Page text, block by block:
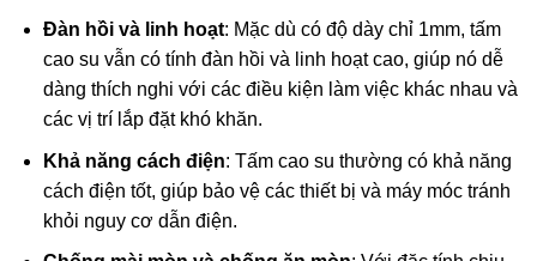
Đàn hồi và linh hoạt: Mặc dù có độ dày chỉ 1mm, tấm
cao su vẫn có tính đàn hồi và linh hoạt cao, giúp nó dễ
dàng thích nghi với các điều kiện làm việc khác nhau và
các vị trí lắp đặt khó khăn.
Khả năng cách điện: Tấm cao su thường có khả năng
cách điện tốt, giúp bảo vệ các thiết bị và máy móc tránh
khỏi nguy cơ dẫn điện.